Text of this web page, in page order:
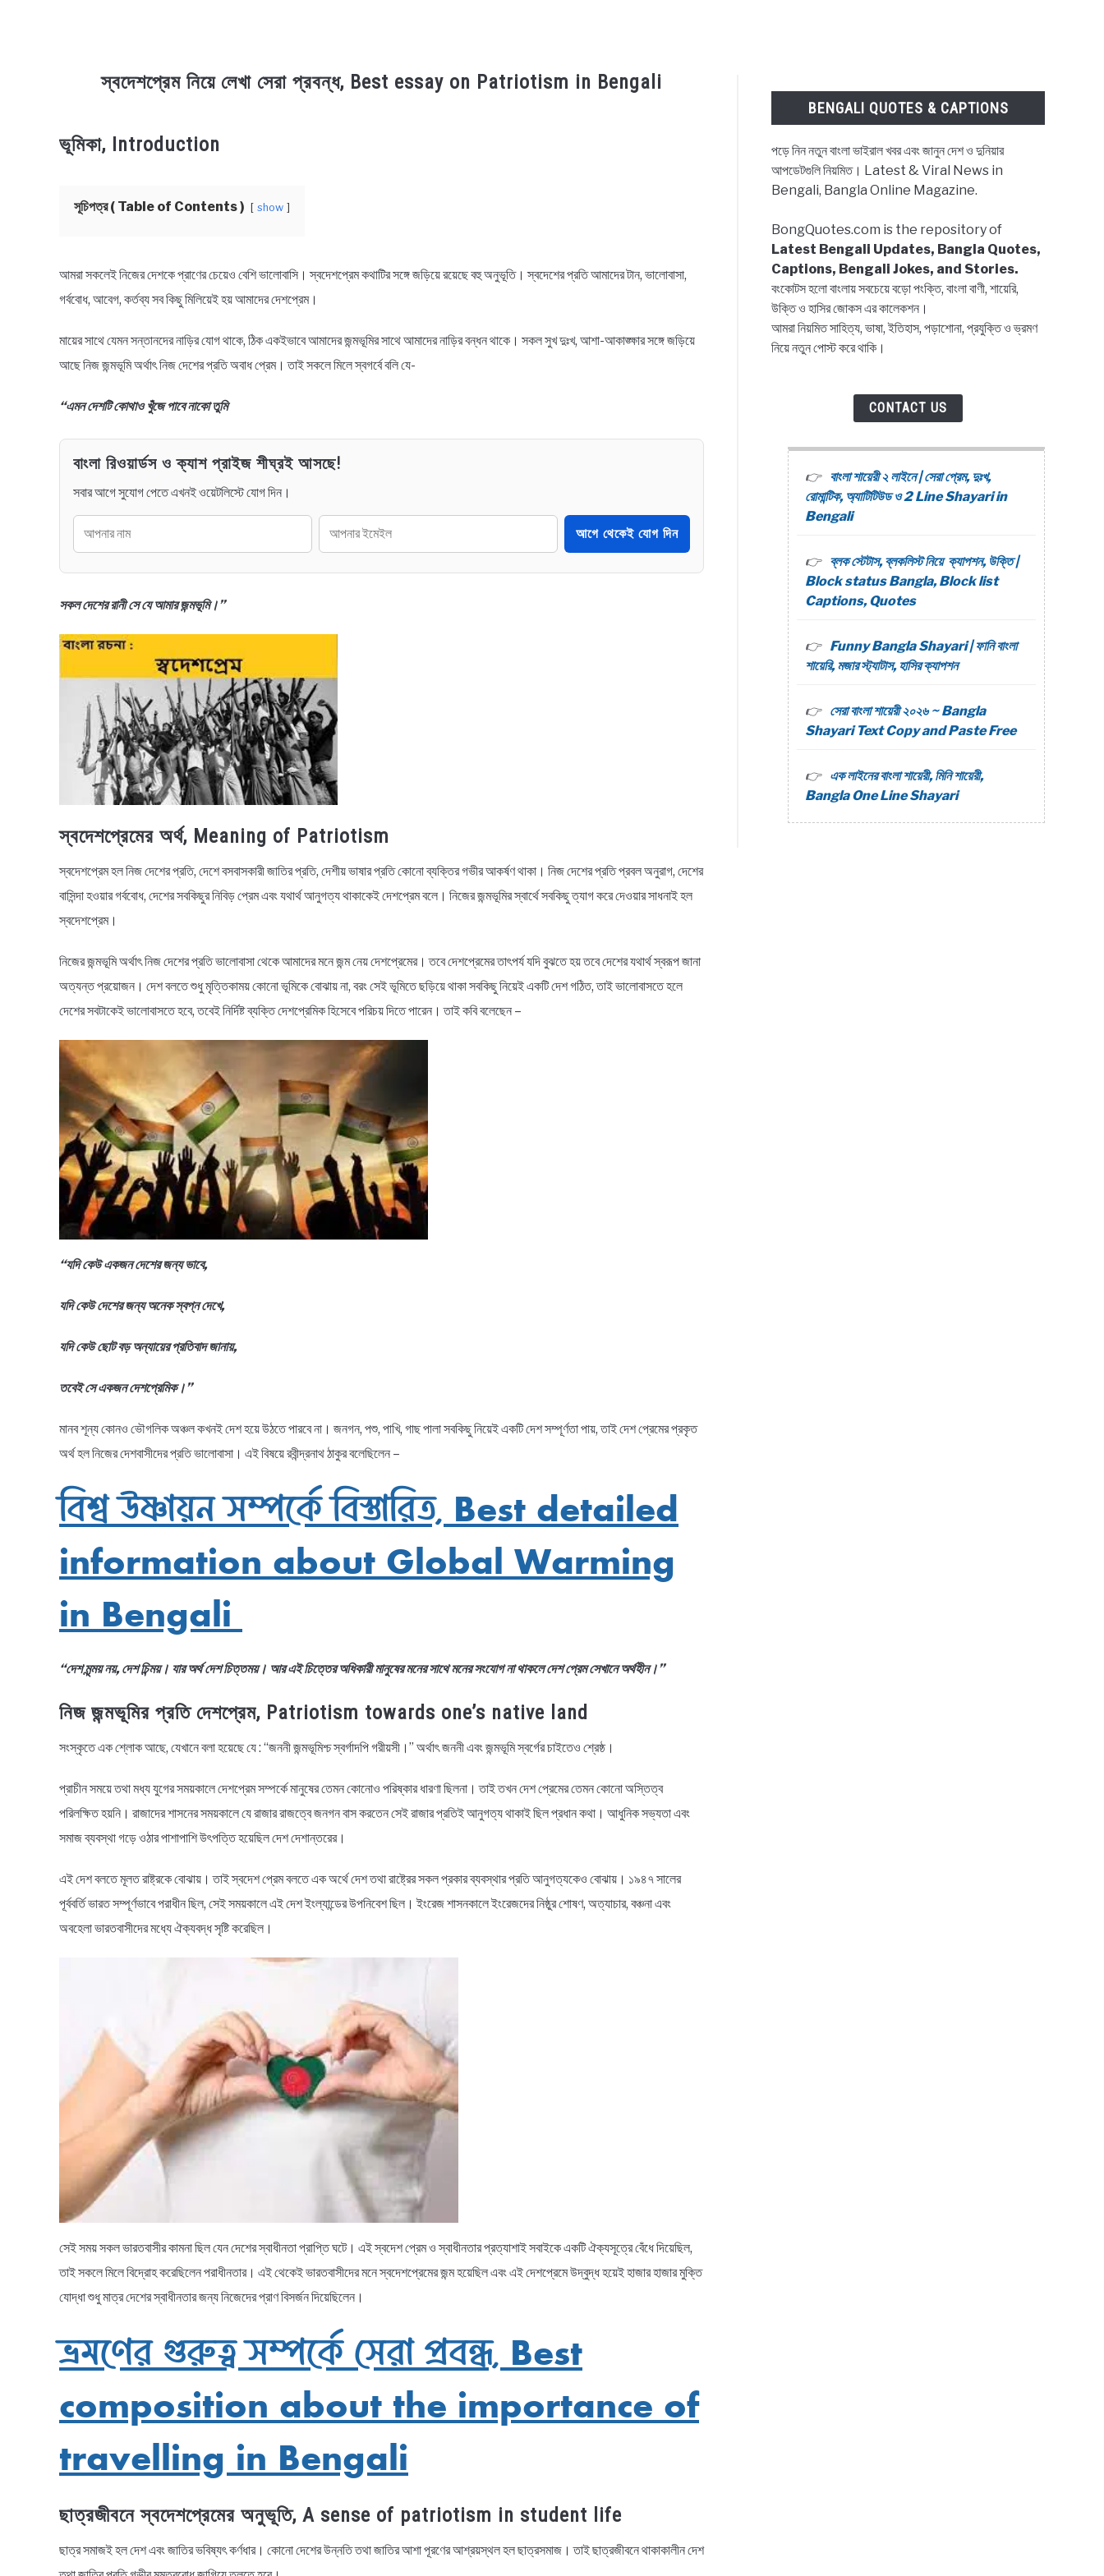
স্বদেশপ্রেম নিয়ে লেখা সেরা প্রবন্ধ, Best essay on Patriotism in Bengali
Bangla
ভূমিকা, Introduction
সূচিপত্র ( Table of Contents ) show
আমরা সকলেই নিজের দেশকে প্রাণের চেয়েও বেশি ভালোবাসি। স্বদেশপ্রেম কথাটির সঙ্গে জড়িয়ে রয়েছে বহু অনুভূতি। স্বদেশের প্রতি আমাদের টান, ভালোবাসা,
গর্ববোধ, আবেগ, কর্তব্য সব কিছু মিলিয়েই হয় আমাদের দেশপ্রেম।
মায়ের সাথে যেমন সন্তানদের নাড়ির যোগ থাকে, ঠিক একইভাবে আমাদের জন্মভূমির সাথে আমাদের নাড়ির বন্ধন থাকে। সকল সুখ দুঃখ, আশা-আকাঙ্ক্ষার সঙ্গে জড়িয়ে
আছে নিজ জন্মভূমি অর্থাৎ নিজ দেশের প্রতি অবাধ প্রেম। তাই সকলে মিলে স্বগর্বে বলি যে-
“এমন দেশটি কোথাও খুঁজে পাবে নাকো তুমি
বাংলা রিওয়ার্ডস ও ক্যাশ প্রাইজ শীঘ্রই আসছে!
সবার আগে সুযোগ পেতে এখনই ওয়েটলিস্টে যোগ দিন।
আগে থেকেই যোগ দিন
সকল দেশের রানী সে যে আমার জন্মভূমি।”
স্বদেশপ্রেমের অর্থ, Meaning of Patriotism
স্বদেশপ্রেম হল নিজ দেশের প্রতি, দেশে বসবাসকারী জাতির প্রতি, দেশীয় ভাষার প্রতি কোনো ব্যক্তির গভীর আকর্ষণ থাকা। নিজ দেশের প্রতি প্রবল অনুরাগ, দেশের
বাসিন্দা হওয়ার গর্ববোধ, দেশের সবকিছুর নিবিড় প্রেম এবং যথার্থ আনুগত্য থাকাকেই দেশপ্রেম বলে। নিজের জন্মভূমির স্বার্থে সবকিছু ত্যাগ করে দেওয়ার সাধনাই হল
স্বদেশপ্রেম।
নিজের জন্মভূমি অর্থাৎ নিজ দেশের প্রতি ভালোবাসা থেকে আমাদের মনে জন্ম নেয় দেশপ্রেমের। তবে দেশপ্রেমের তাৎপর্য যদি বুঝতে হয় তবে দেশের যথার্থ স্বরূপ জানা
অত্যন্ত প্রয়োজন। দেশ বলতে শুধু মৃত্তিকাময় কোনো ভূমিকে বোঝায় না, বরং সেই ভূমিতে ছড়িয়ে থাকা সবকিছু নিয়েই একটি দেশ গঠিত, তাই ভালোবাসতে হলে
দেশের সবটাকেই ভালোবাসতে হবে, তবেই নির্দিষ্ট ব্যক্তি দেশপ্রেমিক হিসেবে পরিচয় দিতে পারেন। তাই কবি বলেছেন –
“যদি কেউ একজন দেশের জন্য ভাবে,
যদি কেউ দেশের জন্য অনেক স্বপ্ন দেখে,
যদি কেউ ছোট বড় অন্যায়ের প্রতিবাদ জানায়,
তবেই সে একজন দেশপ্রেমিক।”
মানব শূন্য কোনও ভৌগলিক অঞ্চল কখনই দেশ হয়ে উঠতে পারবে না। জনগন, পশু, পাখি, গাছ পালা সবকিছু নিয়েই একটি দেশ সম্পূর্ণতা পায়, তাই দেশ প্রেমের প্রকৃত
অর্থ হল নিজের দেশবাসীদের প্রতি ভালোবাসা। এই বিষয়ে রবীন্দ্রনাথ ঠাকুর বলেছিলেন –
বিশ্ব উষ্ণায়ন সম্পর্কে বিস্তারিত, Best detailed
information about Global Warming
in Bengali
“দেশ মৃন্ময় নয়, দেশ চিন্ময়। যার অর্থ দেশ চিত্তময়। আর এই চিত্তের অধিকারী মানুষের মনের সাথে মনের সংযোগ না থাকলে দেশ প্রেম সেখানে অর্থহীন।”
নিজ জন্মভূমির প্রতি দেশপ্রেম, Patriotism towards one’s native land
সংস্কৃতে এক শ্লোক আছে, যেখানে বলা হয়েছে যে : “জননী জন্মভূমিশ্চ স্বর্গাদপি গরীয়সী।” অর্থাৎ জননী এবং জন্মভূমি স্বর্গের চাইতেও শ্রেষ্ঠ।
প্রাচীন সময়ে তথা মধ্য যুগের সময়কালে দেশপ্রেম সম্পর্কে মানুষের তেমন কোনোও পরিষ্কার ধারণা ছিলনা। তাই তখন দেশ প্রেমের তেমন কোনো অস্তিত্ব
পরিলক্ষিত হয়নি। রাজাদের শাসনের সময়কালে যে রাজার রাজত্বে জনগন বাস করতেন সেই রাজার প্রতিই আনুগত্য থাকাই ছিল প্রধান কথা। আধুনিক সভ্যতা এবং
সমাজ ব্যবস্থা গড়ে ওঠার পাশাপাশি উৎপত্তি হয়েছিল দেশ দেশান্তরের।
এই দেশ বলতে মূলত রাষ্ট্রকে বোঝায়। তাই স্বদেশ প্রেম বলতে এক অর্থে দেশ তথা রাষ্ট্রের সকল প্রকার ব্যবস্থার প্রতি আনুগত্যকেও বোঝায়। ১৯৪৭ সালের
পূর্ববর্তি ভারত সম্পূর্ণভাবে পরাধীন ছিল, সেই সময়কালে এই দেশ ইংল্যান্ডের উপনিবেশ ছিল। ইংরেজ শাসনকালে ইংরেজদের নিষ্ঠুর শোষণ, অত্যাচার, বঞ্চনা এবং
অবহেলা ভারতবাসীদের মধ্যে ঐক্যবদ্ধ সৃষ্টি করেছিল।
সেই সময় সকল ভারতবাসীর কামনা ছিল যেন দেশের স্বাধীনতা প্রাপ্তি ঘটে। এই স্বদেশ প্রেম ও স্বাধীনতার প্রত্যাশাই সবাইকে একটি ঐক্যসূত্রে বেঁধে দিয়েছিল,
তাই সকলে মিলে বিদ্রোহ করেছিলেন পরাধীনতার। এই থেকেই ভারতবাসীদের মনে স্বদেশপ্রেমের জন্ম হয়েছিল এবং এই দেশপ্রেমে উদ্বুদ্ধ হয়েই হাজার হাজার মুক্তি
যোদ্ধা শুধু মাত্র দেশের স্বাধীনতার জন্য নিজেদের প্রাণ বিসর্জন দিয়েছিলেন।
ভ্রমণের গুরুত্ব সম্পর্কে সেরা প্রবন্ধ, Best
composition about the importance of
travelling in Bengali
ছাত্রজীবনে স্বদেশপ্রেমের অনুভূতি, A sense of patriotism in student life
ছাত্র সমাজই হল দেশ এবং জাতির ভবিষ্যৎ কর্ণধার। কোনো দেশের উন্নতি তথা জাতির আশা পূরণের আশ্রয়স্থল হল ছাত্রসমাজ। তাই ছাত্রজীবনে থাকাকালীন দেশ
BENGALI QUOTES & CAPTIONS
পড়ে নিন নতুন বাংলা ভাইরাল খবর এবং জানুন দেশ ও দুনিয়ার
আপডেটগুলি নিয়মিত। Latest & Viral News in
Bengali, Bangla Online Magazine.
BongQuotes.com is the repository of
Latest Bengali Updates, Bangla Quotes,
Captions, Bengali Jokes, and Stories.
বংকোটস হলো বাংলায় সবচেয়ে বড়ো পংক্তি, বাংলা বাণী, শায়েরি,
উক্তি ও হাসির জোকস এর কালেকশন।
আমরা নিয়মিত সাহিত্য, ভাষা, ইতিহাস, পড়াশোনা, প্রযুক্তি ও ভ্রমণ
নিয়ে নতুন পোস্ট করে থাকি।
CONTACT US
বাংলা শায়েরী ২ লাইনে | সেরা প্রেম, দুঃখ,
রোমান্টিক, অ্যাটিটিউড ও 2 Line Shayari in
Bengali
ব্লক স্টেটাস, ব্লকলিস্ট নিয়ে ক্যাপশন, উক্তি |
Block status Bangla, Block list
Captions, Quotes
Funny Bangla Shayari | ফানি বাংলা
শায়েরি, মজার স্ট্যাটাস, হাসির ক্যাপশন
সেরা বাংলা শায়েরী ২০২৬ ~ Bangla
Shayari Text Copy and Paste Free
এক লাইনের বাংলা শায়েরী, মিনি শায়েরী,
Bangla One Line Shayari